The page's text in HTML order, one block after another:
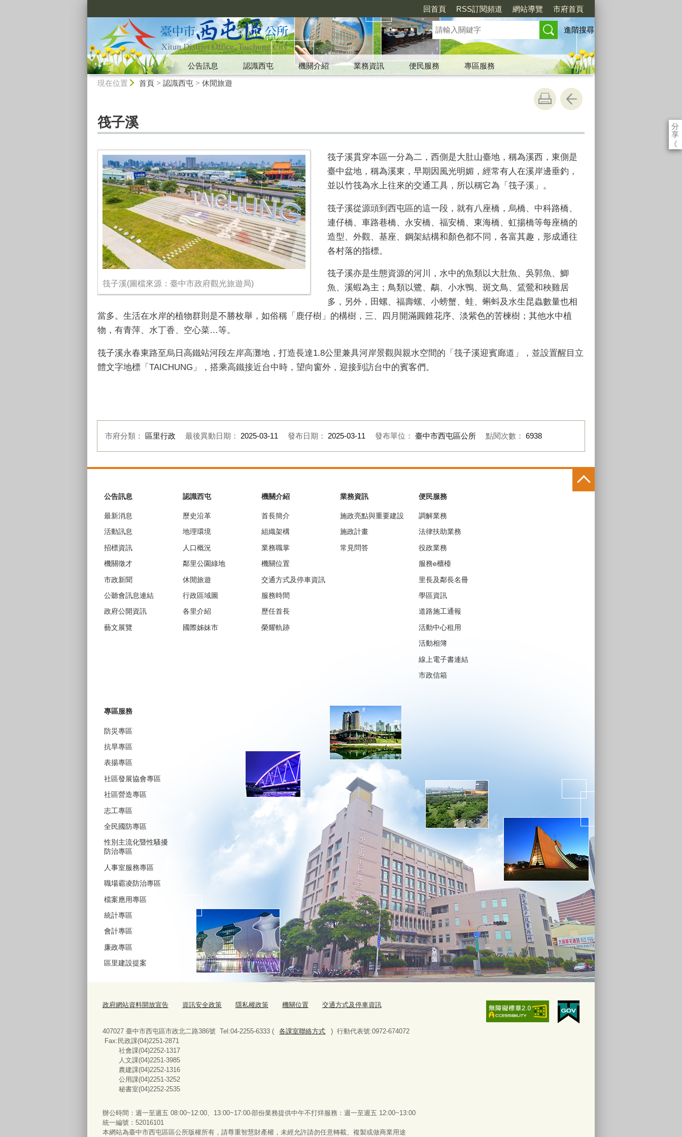
回首頁 RSS訂閱頻道 網站導覽 市府首頁
進階搜尋
公告訊息 認識西屯 機關介紹 業務資訊 便民服務
專區服務
現在位置 首頁> 認識西屯> 休閒旅遊
分
享
《
筏子溪
筏子溪(圖檔來源：臺中市政府觀光旅遊局)
筏子溪貫穿本區一分為二，西側是大肚山臺地，稱為溪西，東側是
臺中盆地，稱為溪東，早期因風光明媚，經常有人在溪岸邊垂釣，
並以竹筏為水上往來的交通工具，所以稱它為「筏子溪」。
筏子溪從源頭到西屯區的這一段，就有八座橋，烏橋、中科路橋、
連仔橋、車路巷橋、永安橋、福安橋、東海橋、虹揚橋等每座橋的
造型、外觀、基座、鋼架結構和顏色都不同，各富其趣，形成通往
各村落的指標。
筏子溪亦是生態資源的河川，水中的魚類以大肚魚、吳郭魚、鯽
魚、溪蝦為主；鳥類以鷺、鷸、小水鴨、斑文鳥、鵀鶯和秧雞居
多，另外，田螺、福壽螺、小螃蟹、蛙、蝌蚪及水生昆蟲數量也相
當多。生活在水岸的植物群則是不勝枚舉，如俗稱「鹿仔樹」的構樹，三、四月開滿圓錐花序、淡紫色的苦楝樹；其他水中植
物，有青萍、水丁香、空心菜…等。
筏子溪永春東路至烏日高鐵站河段左岸高灘地，打造長達1.8公里兼具河岸景觀與親水空間的「筏子溪迎賓廊道」，並設置醒目立
體文字地標「TAICHUNG」，搭乘高鐵接近台中時，望向窗外，迎接到訪台中的賓客們。
市府分類： 區里行政 最後異動日期： 2025-03-11 發布日期： 2025-03-11 發布單位： 臺中市西屯區公所 點閱次數： 6938
公告訊息
最新消息
活動訊息
招標資訊
機關徵才
市政新聞
公聽會訊息連結
政府公開資訊
藝文展覽
認識西屯
歷史沿革
地理環境
人口概況
鄰里公園綠地
休閒旅遊
行政區域圖
各里介紹
國際姊妹市
機關介紹
首長簡介
組織架構
業務職掌
機關位置
交通方式及停車資訊
服務時間
歷任首長
榮耀軌跡
業務資訊
施政亮點與重要建設
施政計畫
常見問答
便民服務
調解業務
法律扶助業務
役政業務
服務e櫃檯
里長及鄰長名冊
學區資訊
道路施工通報
活動中心租用
活動相簿
線上電子書連結
市政信箱
專區服務
防災專區
抗旱專區
表揚專區
社區發展協會專區
社區營造專區
志工專區
全民國防專區
性別主流化暨性騷擾
防治專區
人事室服務專區
職場霸凌防治專區
檔案應用專區
統計專區
會計專區
廉政專區
區里建設提案
政府網站資料開放宣告 資訊安全政策 隱私權政策 機關位置 交通方式及停車資訊
407027 臺中市西屯區市政北二路386號 Tel:04-2255-6333 ( 各課室聯絡方式
) 行動代表號:0972-674072
Fax:民政課(04)2251-2871
社會課(04)2252-1317
人文課(04)2251-3985
農建課(04)2252-1316
公用課(04)2251-3252
秘書室(04)2252-2535
辦公時間：週一至週五 08:00~12:00、13:00~17:00‧部份業務提供中午不打烊服務：週一至週五 12:00~13:00
統一編號 ：52016101
本網站為臺中市西屯區區公所版權所有，請尊重智慧財產權，未經允許請勿任意轉載、複製或做商業用途